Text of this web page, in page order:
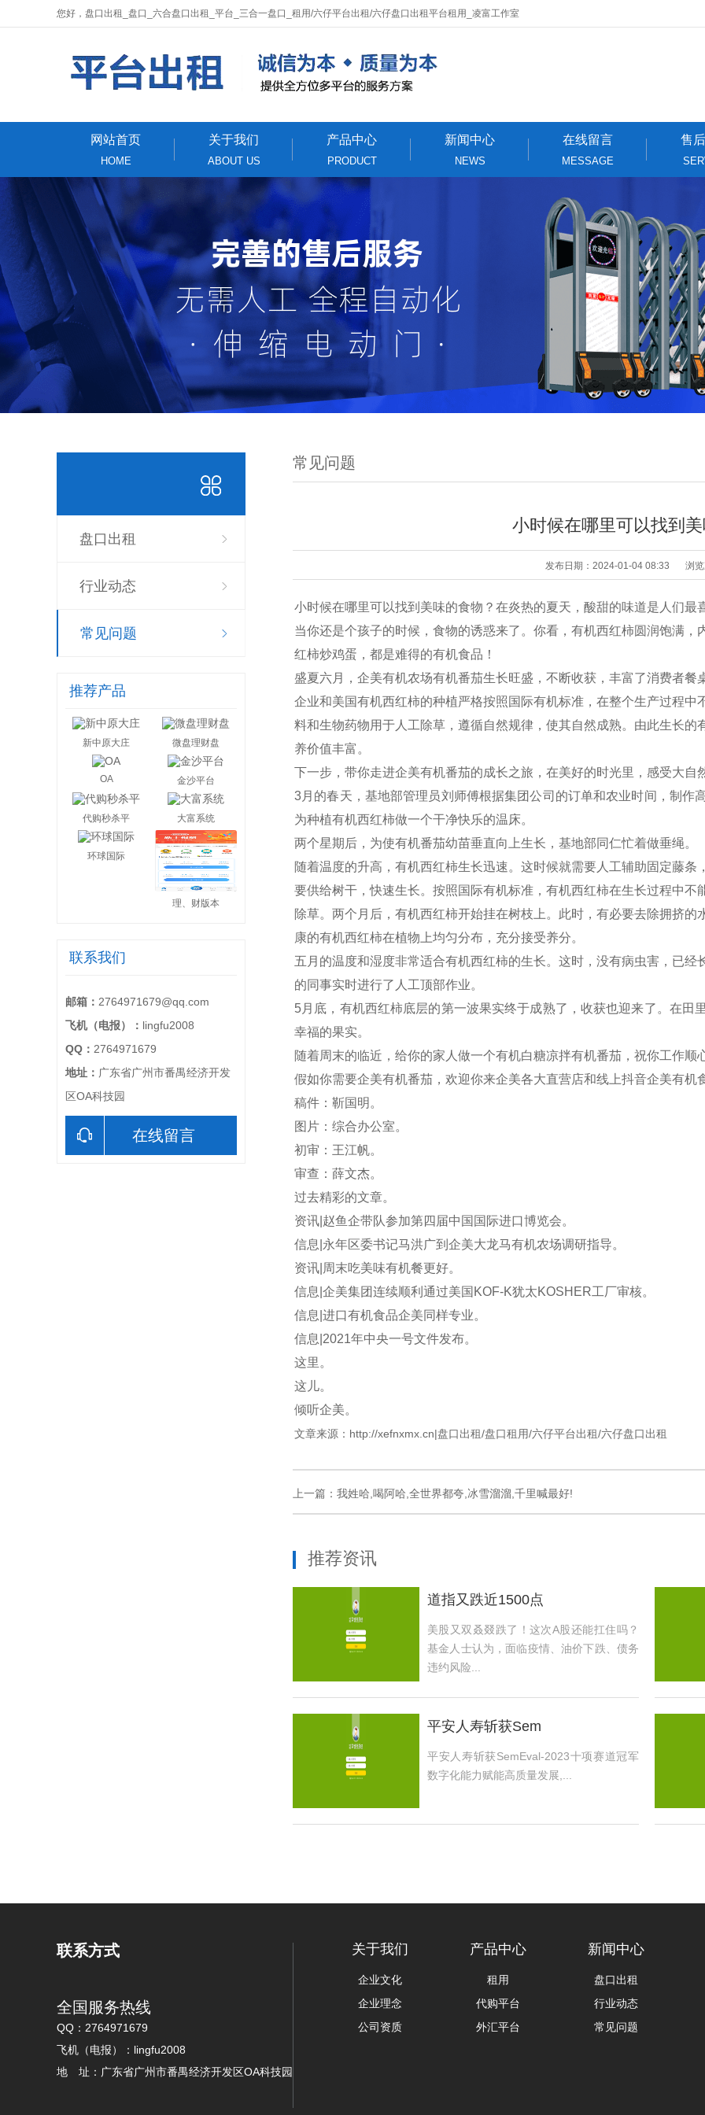
您好，盘口出租_盘口_六合盘口出租_平台_三合一盘口_租用/六仔平台出租/六仔盘口出租平台租用_凌富工作室
网站首页
HOME
关于我们
ABOUT US
产品中心
PRODUCT
新闻中心
NEWS
在线留言
MESSAGE
售
盘口出租
行业动态
常见问题
推荐产品
新中原大庄 微盘理财盘
OA 金沙平台
代购秒杀平 大富系统
环球国际
理、财版本
联系我们
邮箱： 2764971679@qq.com
飞机（电报）： lingfu2008
QQ： 2764971679
地址： 广东省广州市番禺经济开发
区OA科技园
在线留言
常见问题
小时候在哪里可以找到
发布日期：2024-01-04 08:33 浏览
小时候在哪里可以找到美味的食物？在炎热的夏天，酸甜的味道是人们最
当你还是个孩子的时候，食物的诱惑来了。你看，有机西红柿圆润饱满
红柿炒鸡蛋，都是难得的有机食品！
盛夏六月，企美有机农场有机番茄生长旺盛，不断收获，丰富了消费者餐
企业和美国有机西红柿的种植严格按照国际有机标准，在整个生产过程
料和生物药物用于人工除草，遵循自然规律，使其自然成熟。由此生长
养价值丰富。
下一步，带你走进企美有机番茄的成长之旅，在美好的时光里，感受大自
3月的春天，基地部管理员刘师傅根据集团公司的订单和农业时间，制作
为种植有机西红柿做一个干净快乐的温床。
两个星期后，为使有机番茄幼苗垂直向上生长，基地部同仁忙着做垂绳。
随着温度的升高，有机西红柿生长迅速。这时候就需要人工辅助固定藤
要供给树干，快速生长。按照国际有机标准，有机西红柿在生长过程中
除草。两个月后，有机西红柿开始挂在树枝上。此时，有必要去除拥挤
康的有机西红柿在植物上均匀分布，充分接受养分。
五月的温度和湿度非常适合有机西红柿的生长。这时，没有病虫害，已
的同事实时进行了人工顶部作业。
5月底，有机西红柿底层的第一波果实终于成熟了，收获也迎来了。在田
幸福的果实。
随着周末的临近，给你的家人做一个有机白糖凉拌有机番茄，祝你工作顺
假如你需要企美有机番茄，欢迎你来企美各大直营店和线上抖音企美有机
稿件：靳国明。
图片：综合办公室。
初审：王江帆。
审查：薛文杰。
过去精彩的文章。
资讯|赵鱼企带队参加第四届中国国际进口博览会。
信息|永年区委书记马洪广到企美大龙马有机农场调研指导。
资讯|周末吃美味有机餐更好。
信息|企美集团连续顺利通过美国KOF-K犹太KOSHER工厂审核。
信息|进口有机食品企美同样专业。
信息|2021年中央一号文件发布。
这里。
这儿。
倾听企美。
文章来源：http://xefnxmx.cn|盘口出租/盘口租用/六仔平台出租/六仔盘口出租
上一篇： 我姓哈,喝阿哈,全世界都夸,冰雪溜溜,千里喊最好!
推荐资讯
道指又跌近1500点
美股又双叒叕跌了！这次A股还能扛住吗？
基金人士认为，面临疫情、油价下跌、债务
违约风险...
平安人寿斩获Sem
平安人寿斩获SemEval-2023十项赛道冠军
数字化能力赋能高质量发展,...
联系方式
全国服务热线
QQ：2764971679
飞机（电报）：lingfu2008
地 址：广东省广州市番禺经济开发区OA科技园
关于我们
企业文化
企业理念
公司资质
产品中心
租用
代购平台
外汇平台
新闻中心
盘口出租
行业动态
常见问题